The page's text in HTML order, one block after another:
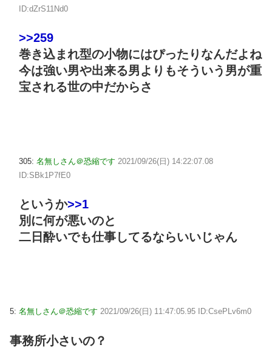
ID:dZrS11Nd0
>>259
巻き込まれ型の小物にはぴったりなんだよね
今は強い男や出来る男よりもそういう男が重
宝される世の中だからさ
305: 名無しさん＠恐縮です 2021/09/26(日) 14:22:07.08
ID:SBk1P7fE0
というか>>1
別に何が悪いのと
二日酔いでも仕事してるならいいじゃん
5: 名無しさん＠恐縮です 2021/09/26(日) 11:47:05.95 ID:CsePLv6m0
事務所小さいの？